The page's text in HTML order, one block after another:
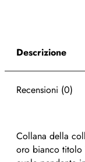
Descrizione
Recensioni (0)
Collana della
oro bianco